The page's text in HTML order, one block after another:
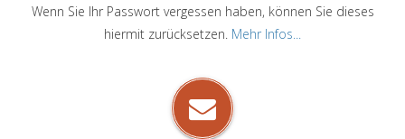
Wenn Sie Ihr Passwort vergessen haben, können Sie dieses
hiermit zurücksetzen. Mehr Infos...